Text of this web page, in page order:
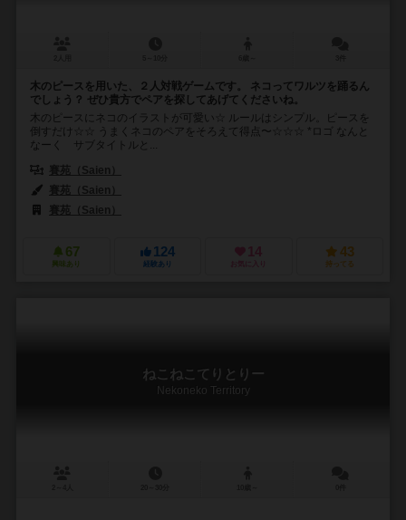
木のピースを用いた、２人対戦ゲームです。 ネコってワルツを踊るん
でしょう？ ぜひ貴方でペアを探してあげてくださいね。
木のピースにネコのイラストが可愛い☆ ルールはシンプル。ピースを
倒すだけ☆☆ うまくネコのペアをそろえて得点〜☆☆☆ *ロゴ なんと
なーく サブタイトルと...
賽苑（Saien）
賽苑（Saien）
賽苑（Saien）
67
興味あり
124
経験あり
14
お気に入り
43
持ってる
ねこねこてりとりー
Nekoneko Territory